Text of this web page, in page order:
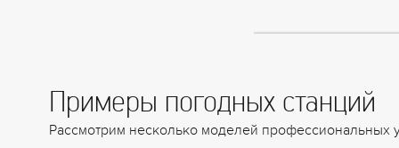
Примеры погодных станций
Рассмотрим несколько моделей профессиональных